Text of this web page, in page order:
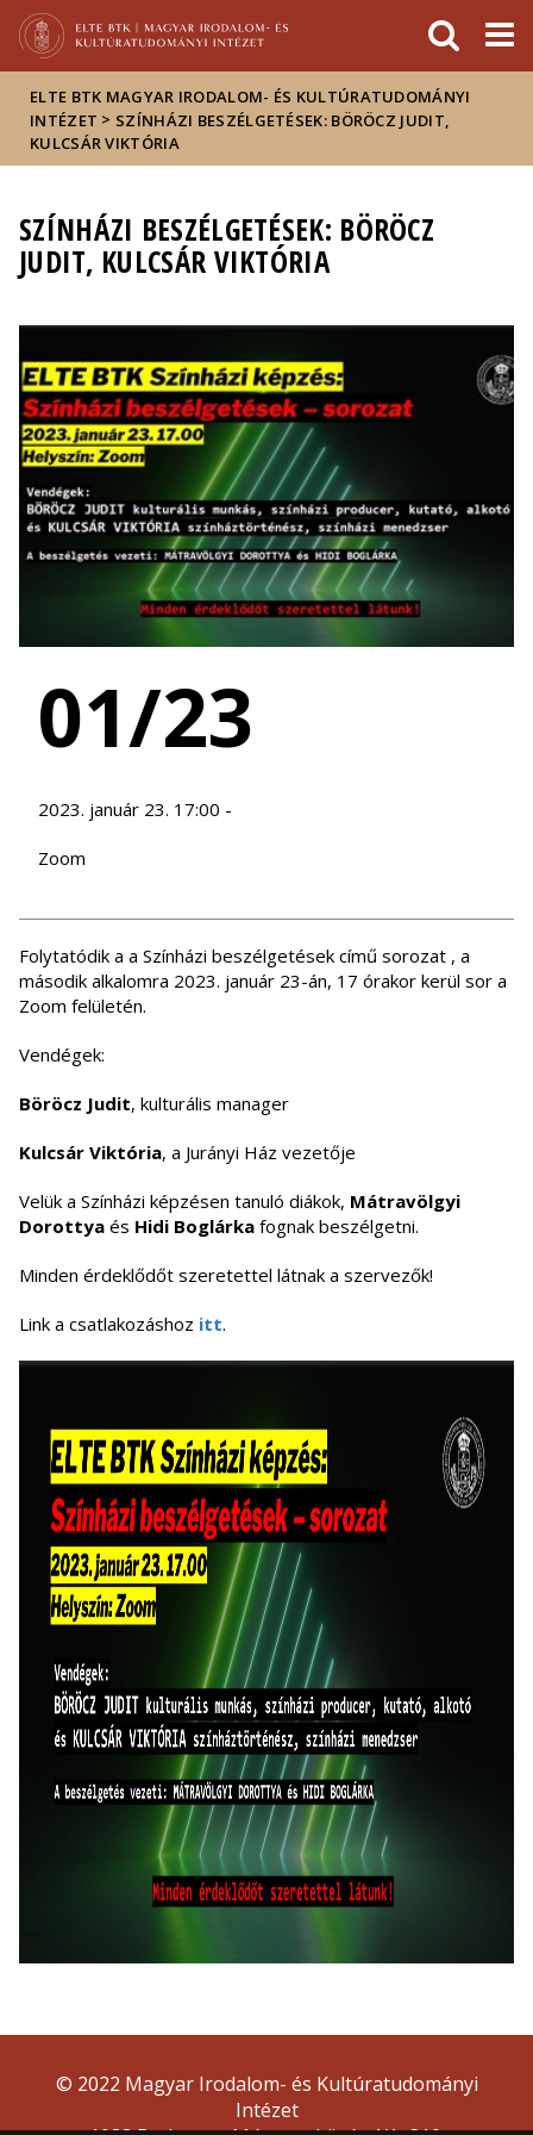
Hírek
Események
ELTE a
sajtóban
ELTE BTK MAGYAR IRODALOM- ÉS KULTÚRATUDOMÁNYI
INTÉZET > SZÍNHÁZI BESZÉLGETÉSEK: BÖRÖCZ JUDIT,
KULCSÁR VIKTÓRIA
SZÍNHÁZI BESZÉLGETÉSEK: BÖRÖCZ
JUDIT, KULCSÁR VIKTÓRIA
01/23
2023. január 23. 17:00 -
Zoom
Folytatódik a a Színházi beszélgetések című sorozat , a
második alkalomra 2023. január 23-án, 17 órakor kerül sor a
Zoom felületén.
Vendégek:
Böröcz Judit, kulturális manager
Kulcsár Viktória, a Jurányi Ház vezetője
Velük a Színházi képzésen tanuló diákok, Mátravölgyi
Dorottya és Hidi Boglárka fognak beszélgetni.
Minden érdeklődőt szeretettel látnak a szervezők!
Link a csatlakozáshoz itt.
© 2022 Magyar Irodalom- és Kultúratudományi
Intézet